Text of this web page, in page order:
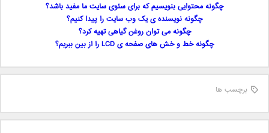
چگونه محتوایی بنویسیم که برای سئوی سایت ما مفید باشد؟
چگونه نویسنده ی یک وب سایت را پیدا کنیم؟
چگونه می توان روغن گیاهی تهیه کرد؟
چگونه خط و خش های صفحه ی LCD را از بین ببریم؟
برچسب ها